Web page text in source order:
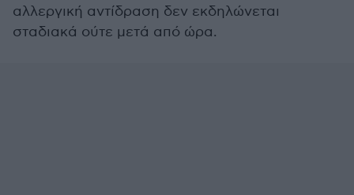
αλλεργική αντίδραση δεν εκδηλώνεται
σταδιακά ούτε μετά από ώρα.